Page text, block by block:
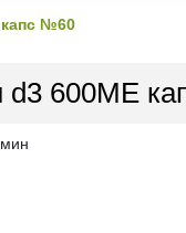
№60
d3 600МЕ